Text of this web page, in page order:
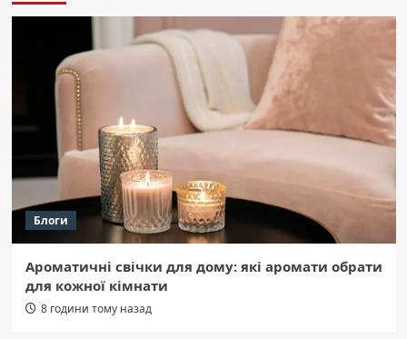
Блоги
Ароматичні свічки для дому: які аромати обрати
для кожної кімнати
8 години тому назад